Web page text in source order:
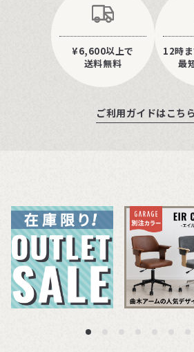
¥6,600以上で
送料無料
12時
最
ご利用ガイドはこちら